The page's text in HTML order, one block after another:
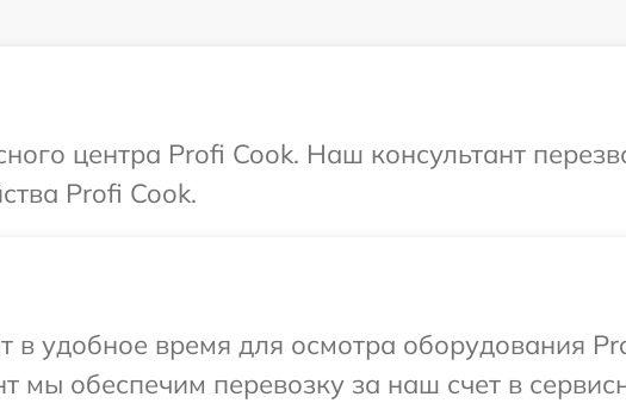
центра Profi Cook. Наш консультант
Profi Cook.
в удобное время для осмотра оборудования
мы обеспечим перевозку за наш счет в